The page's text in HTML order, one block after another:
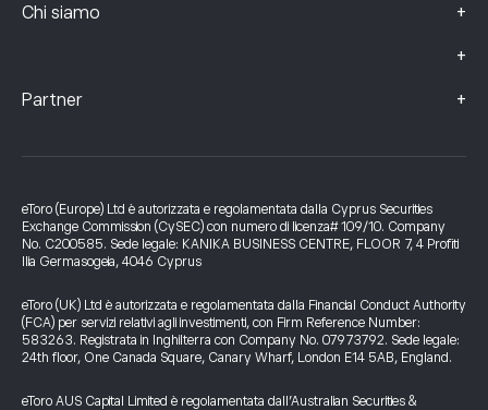
Chi siamo +
+
Partner +
eToro (Europe) Ltd è autorizzata e regolamentata dalla Cyprus Securities
Exchange Commission (CySEC) con numero di licenza# 109/10. Company
No. C200585. Sede legale: KANIKA BUSINESS CENTRE, FLOOR 7, 4 Profiti
Ilia Germasogeia, 4046 Cyprus
eToro (UK) Ltd è autorizzata e regolamentata dalla Financial Conduct Authority
(FCA) per servizi relativi agli investimenti, con Firm Reference Number:
583263. Registrata in Inghilterra con Company No. 07973792. Sede legale:
24th floor, One Canada Square, Canary Wharf, London E14 5AB, England.
eToro AUS Capital Limited è regolamentata dall’Australian Securities &